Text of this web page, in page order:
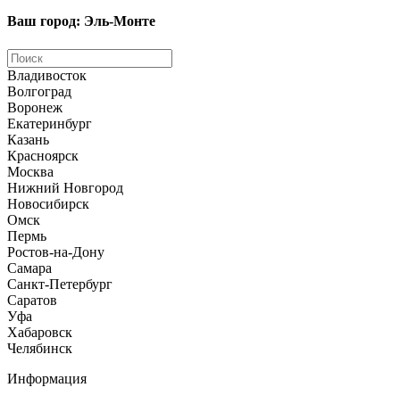
Ваш город: Эль-Монте
Владивосток
Волгоград
Воронеж
Екатеринбург
Казань
Красноярск
Москва
Нижний Новгород
Новосибирск
Омск
Пермь
Ростов-на-Дону
Самара
Санкт-Петербург
Саратов
Уфа
Хабаровск
Челябинск
Информация